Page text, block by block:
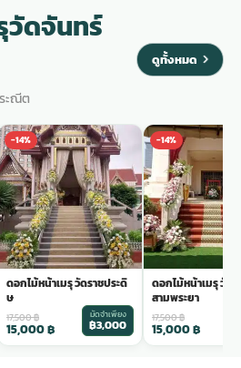
วัดจันทร์
ะณีต
ดูทั้งหมด
-14%
ดอกไม้หน้าเมรุ วัดราชประดิ
ษ
17,500฿
15,000฿
มัดจำเพียง
฿3,000
-14%
ดอกไม้หน้าเมรุ วัด
สามพระยา
17,500฿
15,000฿